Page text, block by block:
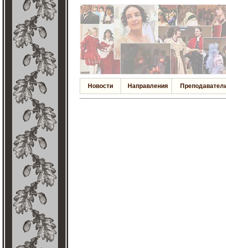
Новости Направления